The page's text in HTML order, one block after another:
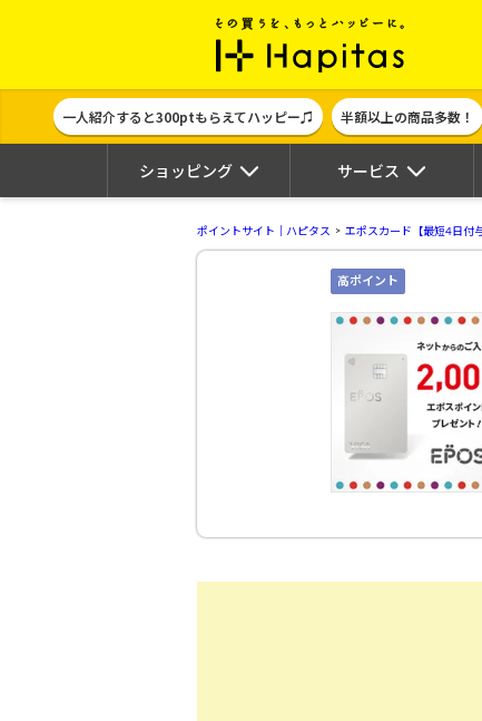
ポイント貯
一人紹介すると300ptもらえてハッピー♫ 半額以上の商品多数！
ショッピング サービス
ポイントサイト｜ハピタス エポスカード【最短4日付与
高ポイント